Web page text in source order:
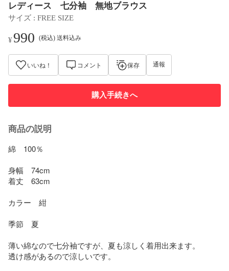
レディース 七分袖 無地ブラウス
サイズ : FREE SIZE
¥990 (税込) 送料込み
いいね！ コメント 保存 通報
購入手続きへ
商品の説明
綿　100％
身幅　74cm
着丈　63cm
カラー　紺
季節　夏
薄い綿なので七分袖ですが、夏も涼しく着用出来ます。
透け感があるので涼しいです。